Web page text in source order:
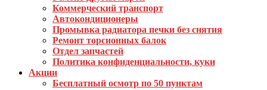
Коммерческий транспорт
Автокондиционеры
Промывка радиатора печки без снятия
Ремонт торсионных балок
Отдел запчастей
Политика конфиденциальности, куки
Акции
Бесплатный осмотр по 50 пунктам